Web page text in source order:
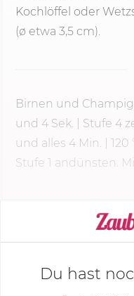
Kochlöffel oder
(ø etwa 3,5 cm).
Birnen und
und 4 Sek. Stufe 4
und alles 4 Min. 120
Stufe 1 andünsten.
Du hast